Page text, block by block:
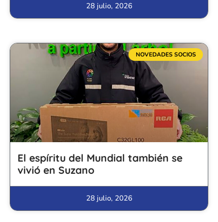
28 julio, 2026
NOVEDADES SOCIOS
El espíritu del Mundial también se
vivió en Suzano
28 julio, 2026